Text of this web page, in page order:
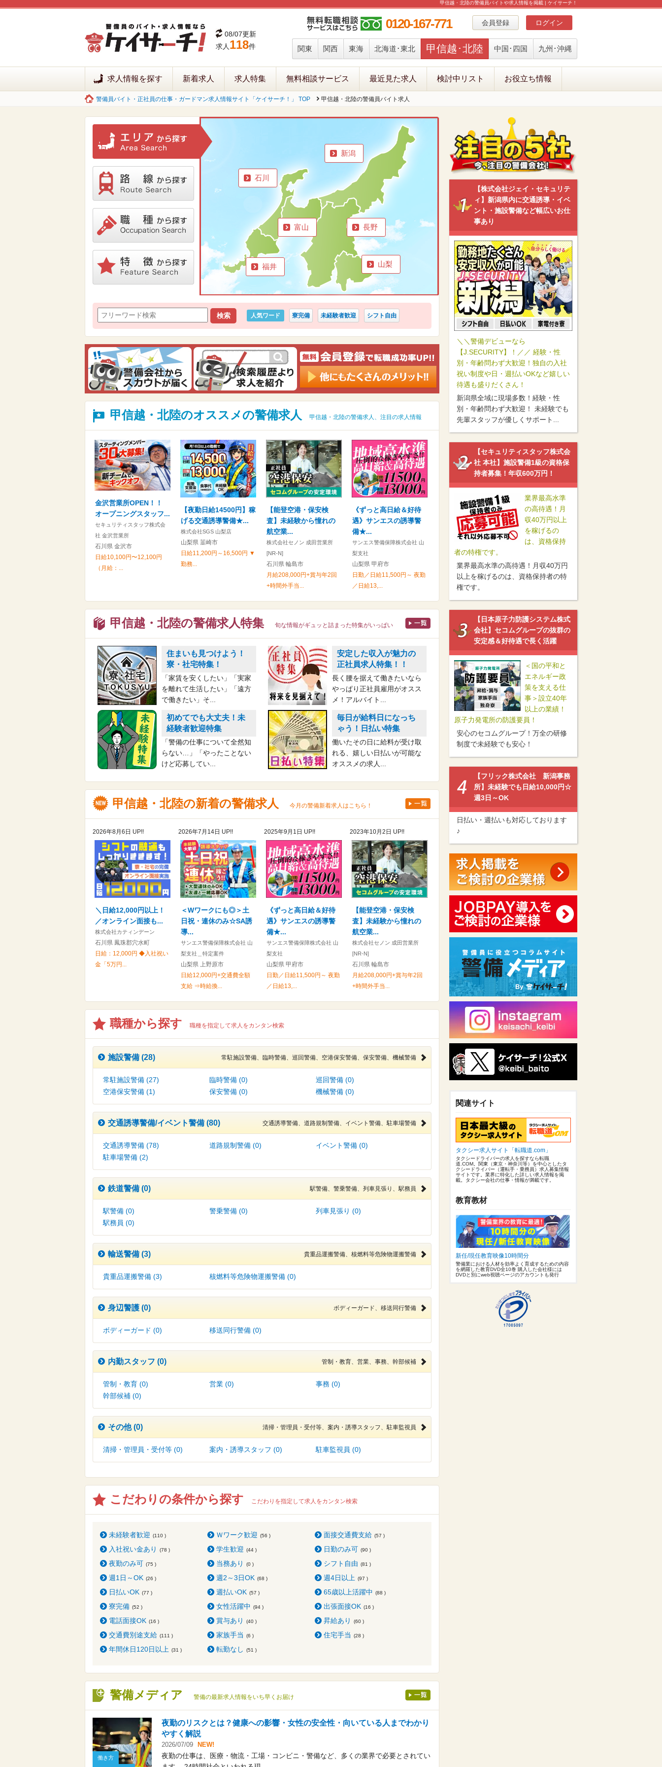
甲信越・北陸の警備員バイトや求人情報を掲載 | ケイサーチ！
08/07更新
求人 118件
会員登録 ログイン
0120-167-771
関東 関西 東海 北海道･東北 甲信越･北陸 中国･四国 九州･沖縄
求人情報を探す 新着求人 求人特集 無料相談サービス 最近見た求人 検討中リスト お役立ち情報
警備員バイト・正社員の仕事・ガードマン求人情報サイト「ケイサーチ！」 TOP 甲信越・北陸の警備員バイト求人
新潟
富山
石川
福井 山梨
長野
人気ワード 寮完備 未経験者歓迎 シフト自由
甲信越・北陸のオススメの警備求人 甲信越・北陸の警備求人、注目の求人情報
金沢営業所OPEN！！
オープニングスタッフ...
セキュリティスタッフ株式会
社 金沢営業所
石川県 金沢市
日給10,100円〜12,100円
（月給：...
【夜勤日給14500円】稼
げる交通誘導警備★...
株式会社SGS 山梨店
山梨県 韮崎市
日給11,200円～16,500円 ▼
勤務...
【能登空港・保安検
査】未経験から憧れの
航空業...
株式会社セノン 成田営業所
[NR-N]
石川県 輪島市
月給208,000円+賞与年2回
+時間外手当...
《ずっと高日給＆好待
遇》サンエスの誘導警
備★...
サンエス警備保障株式会社 山
梨支社
山梨県 甲府市
日勤／日給11,500円～ 夜勤
／日給13,...
甲信越・北陸の警備求人特集 旬な情報がギュッと詰まった特集がいっぱい
住まいも見つけよう！
寮・社宅特集！
「家賃を安くしたい」「実家
を離れて生活したい」「遠方
で働きたい」そ...
安定した収入が魅力の
正社員求人特集！！
長く腰を据えて働きたいなら
やっぱり正社員雇用がオスス
メ！アルバイト...
初めてでも大丈夫！未
経験者歓迎特集
「警備の仕事について全然知
らない…」「やったことない
けど応募してい...
毎日が給料日になっち
ゃう！日払い特集
働いたその日に給料が受け取
れる、嬉しい日払いが可能な
オススメの求人...
甲信越・北陸の新着の警備求人 今月の警備新着求人はこちら！
2026年8月6日 UP!!
＼日給12,000円以上！
／オンライン面接も...
株式会社カティンデーン
石川県 鳳珠郡穴水町
日給：12,000円 ◆入社祝い
金「5万円...
2026年7月14日 UP!!
＜Wワークにも◎＞土
日祝・連休のみ☆SA誘
導...
サンエス警備保障株式会社 山
梨支社＿特定案件
山梨県 上野原市
日給12,000円+交通費全額
支給 ⇒時給換...
2025年9月1日 UP!!
《ずっと高日給＆好待
遇》サンエスの誘導警
備★...
サンエス警備保障株式会社 山
梨支社
山梨県 甲府市
日勤／日給11,500円～ 夜勤
／日給13,...
2023年10月2日 UP!!
【能登空港・保安検
査】未経験から憧れの
航空業...
株式会社セノン 成田営業所
[NR-N]
石川県 輪島市
月給208,000円+賞与年2回
+時間外手当...
職種から探す 職種を指定して求人をカンタン検索
施設警備 (28) 常駐施設警備、臨時警備、巡回警備、空港保安警備、保安警備、機械警備
常駐施設警備 (27) 臨時警備 (0)
巡回警備 (0)
空港保安警備 (1)
保安警備 (0) 機械警備 (0)
交通誘導警備/イベント警備 (80) 交通誘導警備、道路規制警備、イベント警備、駐車場警備
交通誘導警備 (78) 道路規制警備 (0)
イベント警備 (0)
駐車場警備 (2)
鉄道警備 (0) 駅警備、警乗警備、列車見張り、駅務員
駅警備 (0) 警乗警備 (0)
列車見張り (0)
駅務員 (0)
輸送警備 (3) 貴重品運搬警備、核燃料等危険物運搬警備
貴重品運搬警備 (3) 核燃料等危険物運搬警備 (0)
身辺警護 (0) ボディーガード、移送同行警備
ボディーガード (0) 移送同行警備 (0)
内勤スタッフ (0) 管制・教育、営業、事務、幹部候補
管制・教育 (0) 営業 (0)
事務 (0)
幹部候補 (0)
その他 (0) 清掃・管理員・受付等、案内・誘導スタッフ、駐車監視員
清掃・管理員・受付等 (0) 案内・誘導スタッフ (0) 駐車監視員 (0)
こだわりの条件から探す こだわりを指定して求人をカンタン検索
未経験者歓迎 (110 ) Ｗワーク歓迎 (56 ) 面接交通費支給 (57 )
入社祝い金あり (78 ) 学生歓迎 (44 ) 日勤のみ可 (90 )
夜勤のみ可 (75 ) 当務あり (0 ) シフト自由 (81 )
週1日～OK (26 ) 週2～3日OK (68 ) 週4日以上 (97 )
日払いOK (77 ) 週払いOK (57 ) 65歳以上活躍中 (88 )
寮完備 (52 ) 女性活躍中 (94 ) 出張面接OK (16 )
電話面接OK (16 ) 賞与あり (40 ) 昇給あり (60 )
交通費別途支給 (111 ) 家族手当 (6 ) 住宅手当 (28 )
年間休日120日以上 (31 ) 転勤なし (51 )
警備メディア 警備の最新求人情報をいち早くお届け
働き方
夜勤のリスクとは？健康への影響・女性の安全性・向いている人までわかり
やすく解説
2026/07/09 NEW!
夜勤の仕事は、医療・物流・工場・コンビニ・警備など、多くの業界で必要とされてい
【株式会社ジェイ・セキュリテ
ィ】新潟県内に交通誘導・イベ
ント・施設警備など幅広いお仕
事あり
＼＼警備デビューなら
【J.SECURITY】！／／ 経験・性
別・年齢問わず大歓迎！独自の入社
祝い制度や日・週払いOKなど嬉しい
待遇も盛りだくさん！
新潟県全域に現場多数！経験・性
別・年齢問わず大歓迎！ 未経験でも
先輩スタッフが優しくサポート...
【セキュリティスタッフ株式会
社 本社】施設警備1級の資格保
持者募集！年収600万円！
業界最高水準
の高待遇！月
収40万円以上
を稼げるの
は、資格保持
者の特権です。
業界最高水準の高待遇！月収40万円
以上を稼げるのは、資格保持者の特
権です。
【日本原子力防護システム株式
会社】セコムグループの抜群の
安定感＆好待遇で長く活躍
＜国の平和と
エネルギー政
策を支える仕
事＞設立40年
以上の業績！
原子力発電所の防護要員！
安心のセコムグループ！万全の研修
制度で未経験でも安心！
【フリック株式会社 新潟事務
所】未経験でも日給10,000円☆
週3日～OK
日払い・週払いも対応しております
♪
関連サイト
タクシー求人サイト「転職道.com」
タクシードライバーの求人を探すなら転職
道.COM。関東（東京・神奈川等）を中心としたタ
クシードライバー（運転手・乗務員）求人募集情報
サイトです。業界に特化した詳しい求人情報を掲
載。タクシー会社の仕事・情報が満載です。
教育教材
新任/現任教育映像10時間分
警備業における人材を効率よく育成するための内容
を網羅した教育DVD全10巻 購入した会社様には
DVDと別にweb視聴ページのアカウントも発行